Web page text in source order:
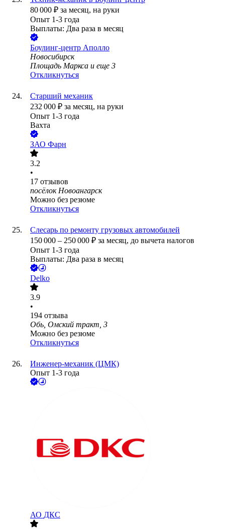
80 000 ₽ за месяц, на руки
Опыт 1-3 года
Выплаты: Два раза в месяц
Боулинг-центр Аполло
Новосибирск
Площадь Маркса и еще 3
Откликнуться
Старший механик
232 000 ₽ за месяц, на руки
Опыт 1-3 года
Вахта
ЗАО Фарн
3.2
•
17 отзывов
посёлок Новоангарск
Можно без резюме
Откликнуться
Слесарь по ремонту грузовых автомобилей
150 000 – 250 000 ₽ за месяц, до вычета налогов
Опыт 1-3 года
Выплаты: Два раза в месяц
Delko
3.9
•
194 отзыва
Обь, Омский тракт, 3
Можно без резюме
Откликнуться
Инженер-механик (ЦМК)
Опыт 1-3 года
АО ДКС